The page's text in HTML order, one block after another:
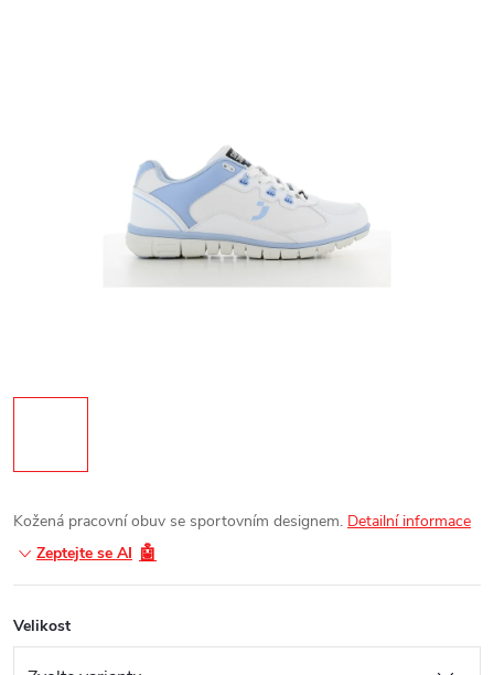
Kožená pracovní obuv se sportovním designem. Detailní informace
Zeptejte se AI 🤖
Velikost